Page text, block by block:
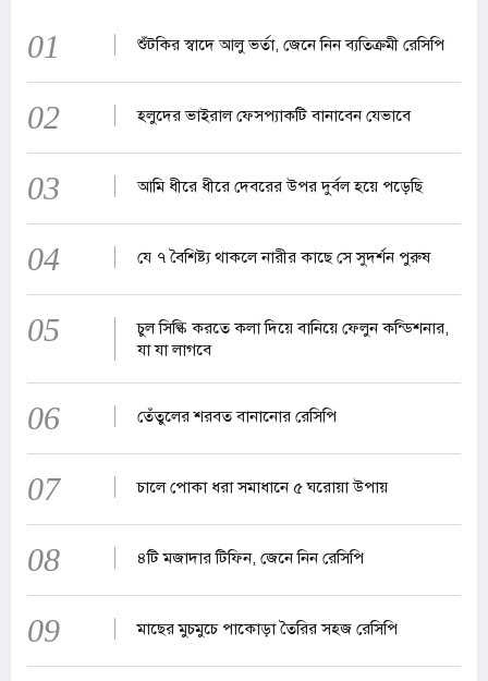
01 শুঁটকির স্বাদে আলু ভর্তা, জেনে নিন ব্যতিক্রমী রেসিপি
02 হলুদের ভাইরাল ফেসপ্যাকটি বানাবেন যেভাবে
03 আমি ধীরে ধীরে দেবরের উপর দুর্বল হয়ে পড়েছি
04 যে ৭ বৈশিষ্ট্য থাকলে নারীর কাছে সে সুদর্শন পুরুষ
05
চুল সিল্কি করতে কলা দিয়ে বানিয়ে ফেলুন কন্ডিশনার,
যা যা লাগবে
06 তেঁতুলের শরবত বানানোর রেসিপি
07 চালে পোকা ধরা সমাধানে ৫ ঘরোয়া উপায়
08 ৪টি মজাদার টিফিন, জেনে নিন রেসিপি
09 মাছের মুচমুচে পাকোড়া তৈরির সহজ রেসিপি